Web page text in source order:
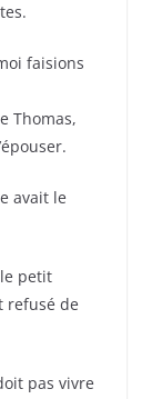
faisions
Thomas,
avait le
petit
refusé de
pas vivre